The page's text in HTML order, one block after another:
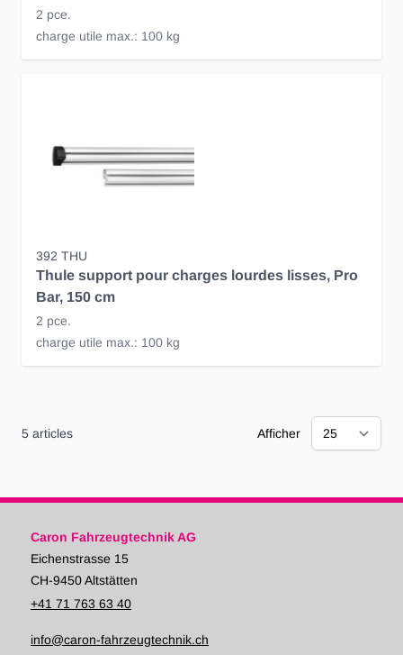
2 pce.
charge utile max.: 100 kg
392 THU
Thule support pour charges lourdes lisses, Pro
Bar, 150 cm
2 pce.
charge utile max.: 100 kg
5 articles Afficher
Caron Fahrzeugtechnik AG
Eichenstrasse 15
CH-9450 Altstätten
+41 71 763 63 40
info@caron-fahrzeugtechnik.ch